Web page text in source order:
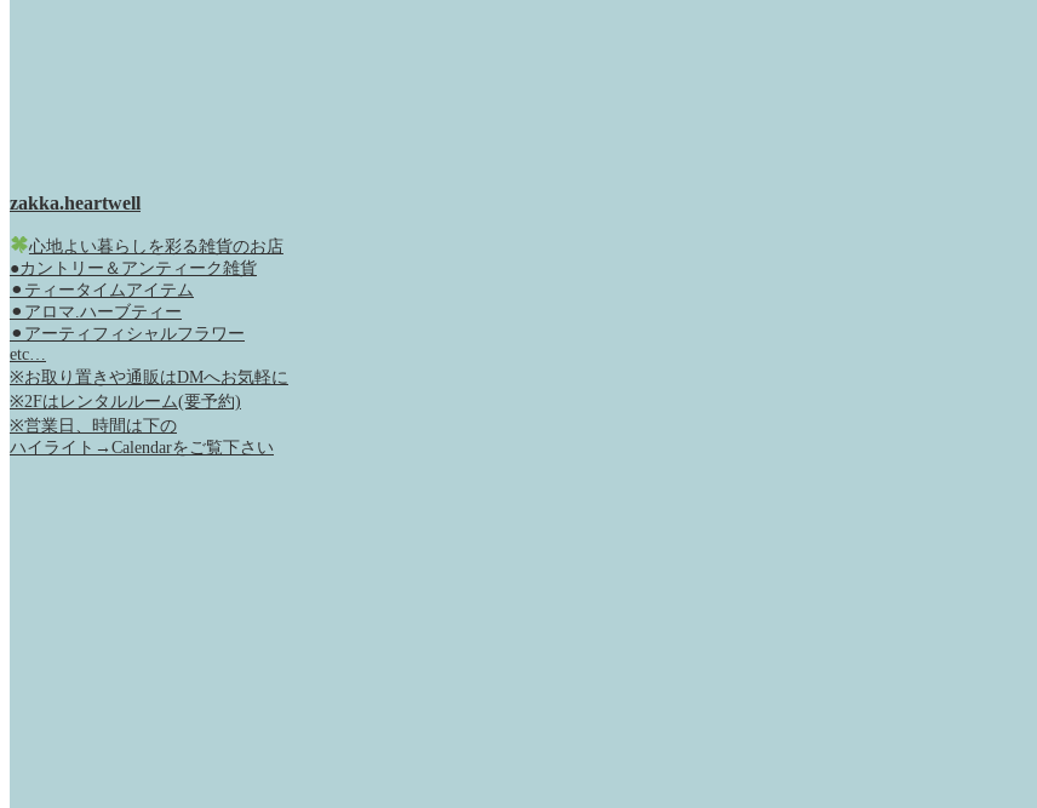
zakka.heartwell
心地よい暮らしを彩る雑貨のお店
●カントリー＆アンティーク雑貨
⚫︎ティータイムアイテム
⚫︎アロマ.ハーブティー
⚫︎アーティフィシャルフラワー
etc…
※お取り置きや通販はDMへお気軽に
※2Fはレンタルルーム(要予約)
※営業日、時間は下の
ハイライト→Calendarをご覧下さい